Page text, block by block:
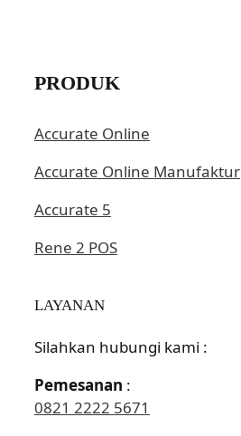
PRODUK
Accurate Online
Accurate Online Manufaktur
Accurate 5
Rene 2 POS
LAYANAN
Silahkan hubungi kami :
Pemesanan :
0821 2222 5671